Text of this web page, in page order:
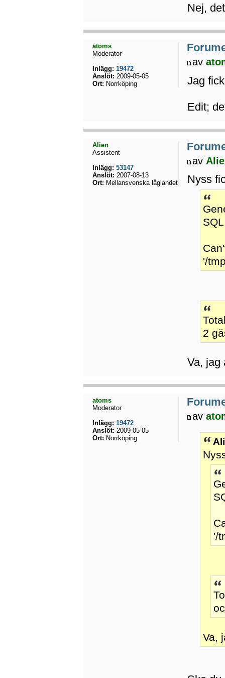
Nej,
av
Jag
Edit;
atoms
Moderator
Inlägg: 19472
Anslöt: 2009-05-05
Ort: Norrköping
av
Nyss
'/
2
Va, jag
Alien
Assistent
Inlägg: 53147
Anslöt: 2007-08-13
Ort: Mellansvenska låglandet
av
'/
Va,
atoms
Moderator
Inlägg: 19472
Anslöt: 2009-05-05
Ort: Norrköping